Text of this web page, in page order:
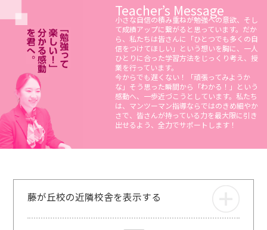
Teacher’s Message
小さな自信の積み重ねが勉強への意欲、そし
て成績アップに繋がると思っています。だか
ら、私たちは皆さんに「ひとつでも多くの自
信をつけてほしい」という想いを胸に、一人
ひとりに合った学習方法をじっくり考え、授
業を行っています。
今からでも遅くない！「頑張ってみようか
な」そう思った瞬間から「わかる！」という
感動へ、一歩近づこうとしています。私たち
は、マンツーマン指導ならではのきめ細やか
さで、皆さんが持っている力を最大限に引き
出せるよう、全力でサポートします！
藤が丘校の近隣校舎を表示する